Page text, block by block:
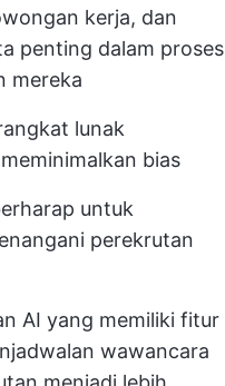
kerja, dan
penting dalam proses
mereka
lunak
bias
untuk
perekrutan
AI yang memiliki fitur
wawancara